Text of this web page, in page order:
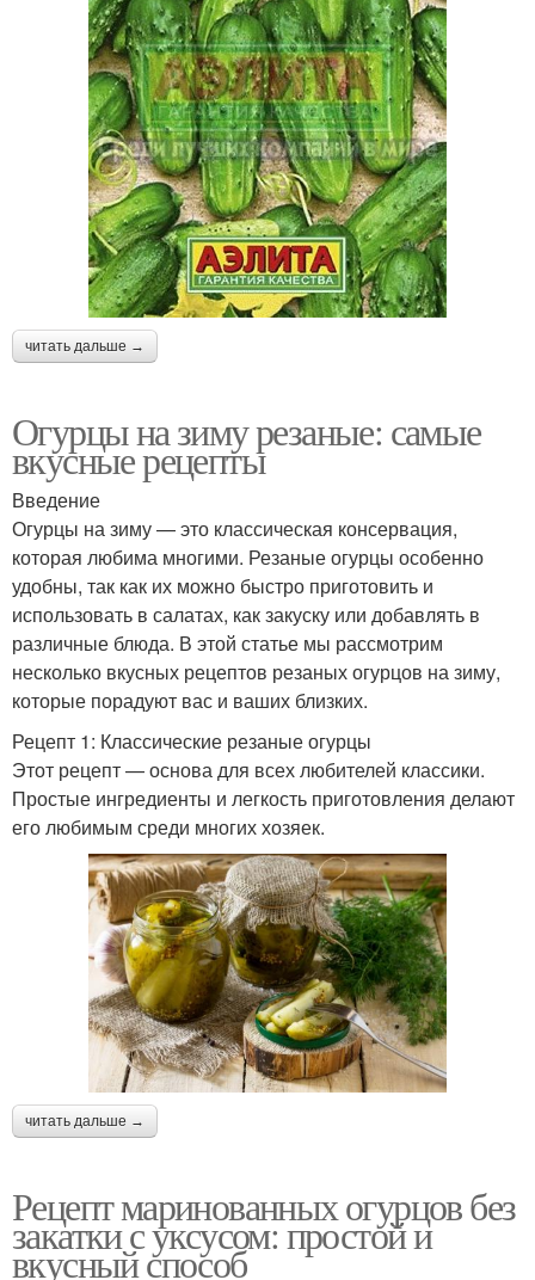
читать дальше →
Огурцы на зиму резаные: самые
вкусные рецепты
Введение
Огурцы на зиму — это классическая консервация,
которая любима многими. Резаные огурцы особенно
удобны, так как их можно быстро приготовить и
использовать в салатах, как закуску или добавлять в
различные блюда. В этой статье мы рассмотрим
несколько вкусных рецептов резаных огурцов на зиму,
которые порадуют вас и ваших близких.
Рецепт 1: Классические резаные огурцы
Этот рецепт — основа для всех любителей классики.
Простые ингредиенты и легкость приготовления делают
его любимым среди многих хозяек.
читать дальше →
Рецепт маринованных огурцов без
закатки с уксусом: простой и
вкусный способ